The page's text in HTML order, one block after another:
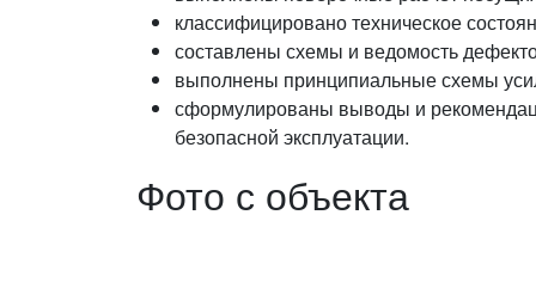
классифицировано техническое
составлены схемы и ведомость
выполнены принципиальные схемы
сформулированы выводы и
безопасной эксплуатации.
Фото с объекта